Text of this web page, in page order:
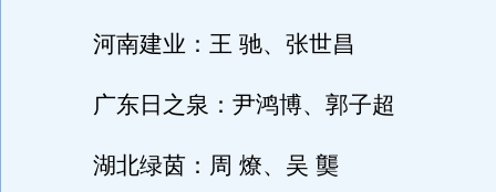
河南建业：王 驰、张世昌
广东日之泉：尹鸿博、郭子超
湖北绿茵：周 燎、吴 龑